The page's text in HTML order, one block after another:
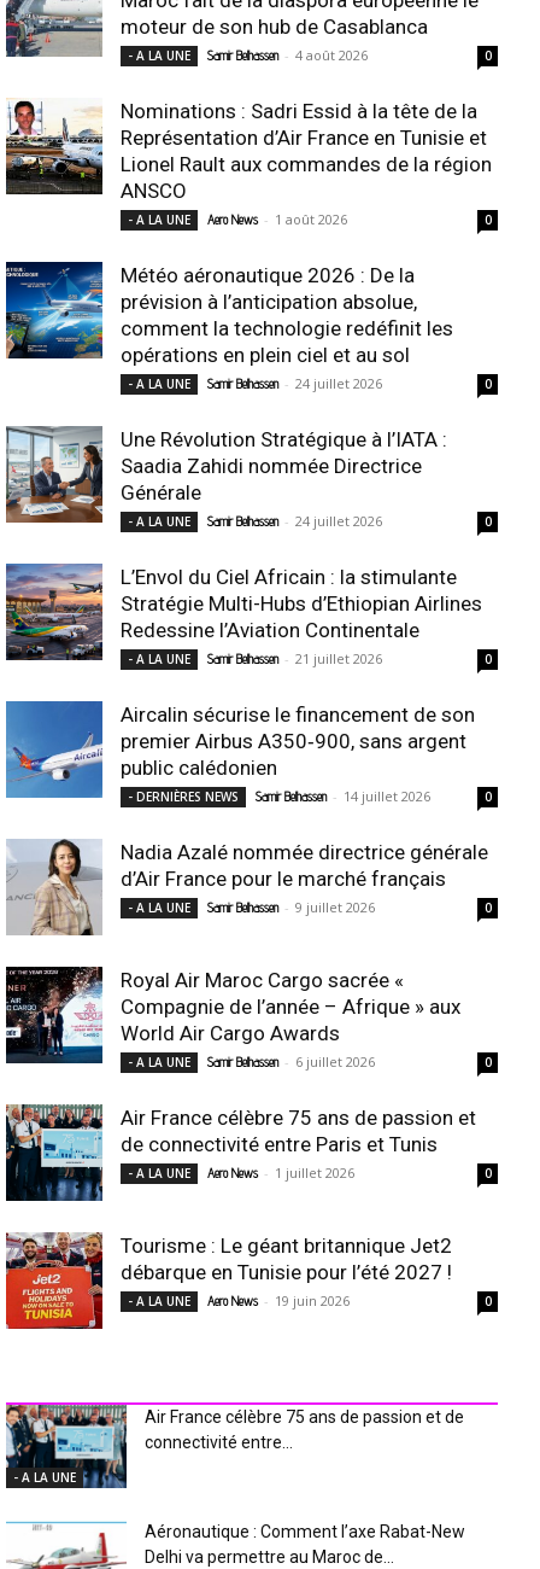
moteur de son hub de Casablanca
- A LA UNE Samir Belhassen - 4 août 2026 0
Nominations : Sadri Essid à la tête de la
Représentation d’Air France en Tunisie et
Lionel Rault aux commandes de la région
ANSCO
- A LA UNE Aero News - 1 août 2026 0
Météo aéronautique 2026 : De la
prévision à l’anticipation absolue,
comment la technologie redéfinit les
opérations en plein ciel et au sol
- A LA UNE Samir Belhassen - 24 juillet 2026 0
Une Révolution Stratégique à l’IATA :
Saadia Zahidi nommée Directrice
Générale
- A LA UNE Samir Belhassen - 24 juillet 2026 0
L’Envol du Ciel Africain : la stimulante
Stratégie Multi-Hubs d’Ethiopian Airlines
Redessine l’Aviation Continentale
- A LA UNE Samir Belhassen - 21 juillet 2026 0
Aircalin sécurise le financement de son
premier Airbus A350‑900, sans argent
public calédonien
- DERNIÈRES NEWS Samir Belhassen - 14 juillet 2026 0
Nadia Azalé nommée directrice générale
d’Air France pour le marché français
- A LA UNE Samir Belhassen - 9 juillet 2026 0
Royal Air Maroc Cargo sacrée «
Compagnie de l’année – Afrique » aux
World Air Cargo Awards
- A LA UNE Samir Belhassen - 6 juillet 2026 0
Air France célèbre 75 ans de passion et
de connectivité entre Paris et Tunis
- A LA UNE Aero News - 1 juillet 2026 0
Tourisme : Le géant britannique Jet2
débarque en Tunisie pour l’été 2027 !
- A LA UNE Aero News - 19 juin 2026 0
- A LA UNE
Air France célèbre 75 ans de passion et de
connectivité entre...
Aéronautique : Comment l’axe Rabat-New
Delhi va permettre au Maroc de...